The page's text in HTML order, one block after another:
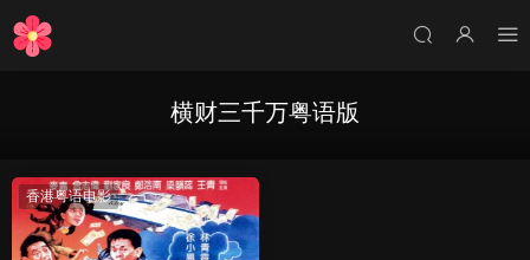
横财三千万粤语版
香港粤语电影